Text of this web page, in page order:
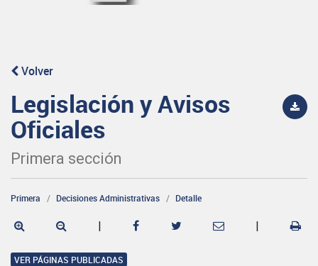
Volver
Legislación y Avisos
Oficiales
Primera sección
Primera Decisiones Administrativas Detalle
| |
VER PÁGINAS PUBLICADAS